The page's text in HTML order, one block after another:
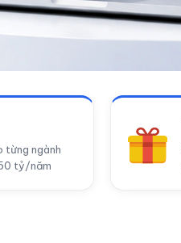
từng ngành
tỷ/năm